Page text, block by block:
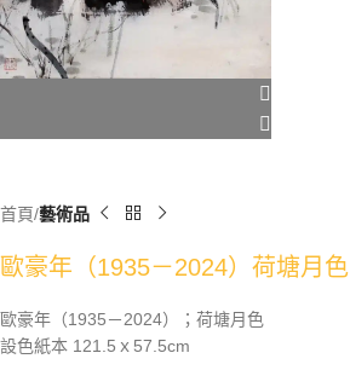
首頁 藝術品
歐豪年（1935－2024）荷塘月色
歐豪年（1935－2024）；荷塘月色
設色紙本 121.5ｘ57.5cm